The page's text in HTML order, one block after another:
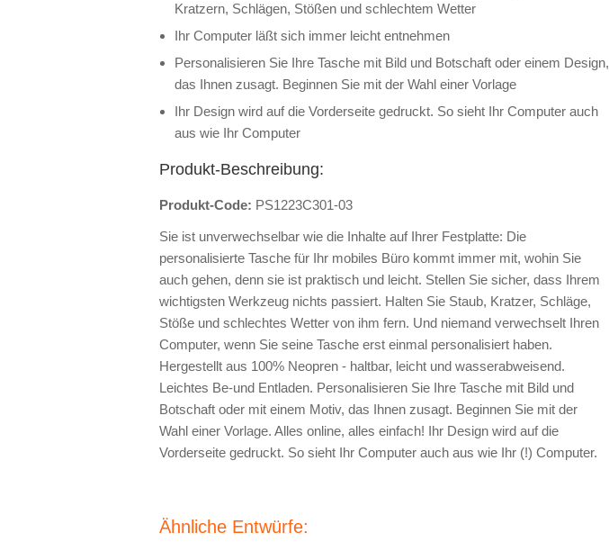
Kratzern, Schlägen, Stößen und schlechtem Wetter
Ihr Computer läßt sich immer leicht entnehmen
Personalisieren Sie Ihre Tasche mit Bild und Botschaft oder einem Design,
das Ihnen zusagt. Beginnen Sie mit der Wahl einer Vorlage
Ihr Design wird auf die Vorderseite gedruckt. So sieht Ihr Computer auch
aus wie Ihr Computer
Produkt-Beschreibung:
Produkt-Code: PS1223C301-03
Sie ist unverwechselbar wie die Inhalte auf Ihrer Festplatte: Die
personalisierte Tasche für Ihr mobiles Büro kommt immer mit, wohin Sie
auch gehen, denn sie ist praktisch und leicht. Stellen Sie sicher, dass Ihrem
wichtigsten Werkzeug nichts passiert. Halten Sie Staub, Kratzer, Schläge,
Stöße und schlechtes Wetter von ihm fern. Und niemand verwechselt Ihren
Computer, wenn Sie seine Tasche erst einmal personalisiert haben.
Hergestellt aus 100% Neopren - haltbar, leicht und wasserabweisend.
Leichtes Be-und Entladen. Personalisieren Sie Ihre Tasche mit Bild und
Botschaft oder mit einem Motiv, das Ihnen zusagt. Beginnen Sie mit der
Wahl einer Vorlage. Alles online, alles einfach! Ihr Design wird auf die
Vorderseite gedruckt. So sieht Ihr Computer auch aus wie Ihr (!) Computer.
Ähnliche Entwürfe: